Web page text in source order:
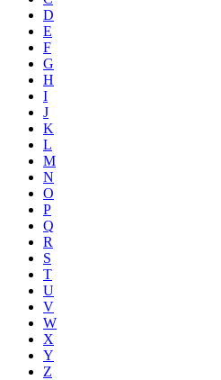
D
E
F
G
H
I
J
K
L
M
N
O
P
Q
R
S
T
U
V
W
X
Y
Z